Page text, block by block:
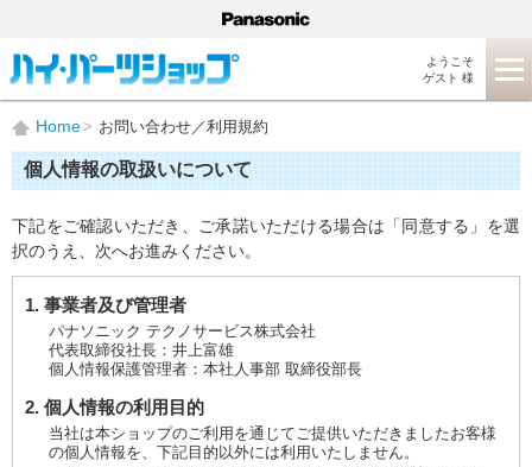
ようこそ
ゲスト 様
Home お問い合わせ／利用規約
個人情報の取扱いについて
下記をご確認いただき、ご承諾いただける場合は「同意する」を選
択のうえ、次へお進みください。
1. 事業者及び管理者
パナソニック テクノサービス株式会社
代表取締役社長：井上富雄
個人情報保護管理者：本社人事部 取締役部長
2. 個人情報の利用目的
当社は本ショップのご利用を通じてご提供いただきましたお客様
の個人情報を、下記目的以外には利用いたしません。